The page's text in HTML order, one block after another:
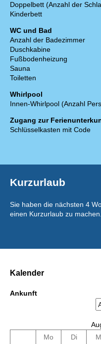
Doppelbett (Anzahl der
Kinderbett
WC und Bad
Anzahl der Badezimmer
Duschkabine
Fußbodenheizung
Sauna
Toiletten
Whirlpool
Innen-Whirlpool (Anzahl
Zugang zur
Schlüsselkasten mit Code
Kurzurlaub
Sie haben die nächsten 4
einen Kurzurlaub zu machen.
Kalender
Ankunft
Mo
Di